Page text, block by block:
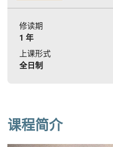
修读期
1 年
上课形式
全日制
课程简介